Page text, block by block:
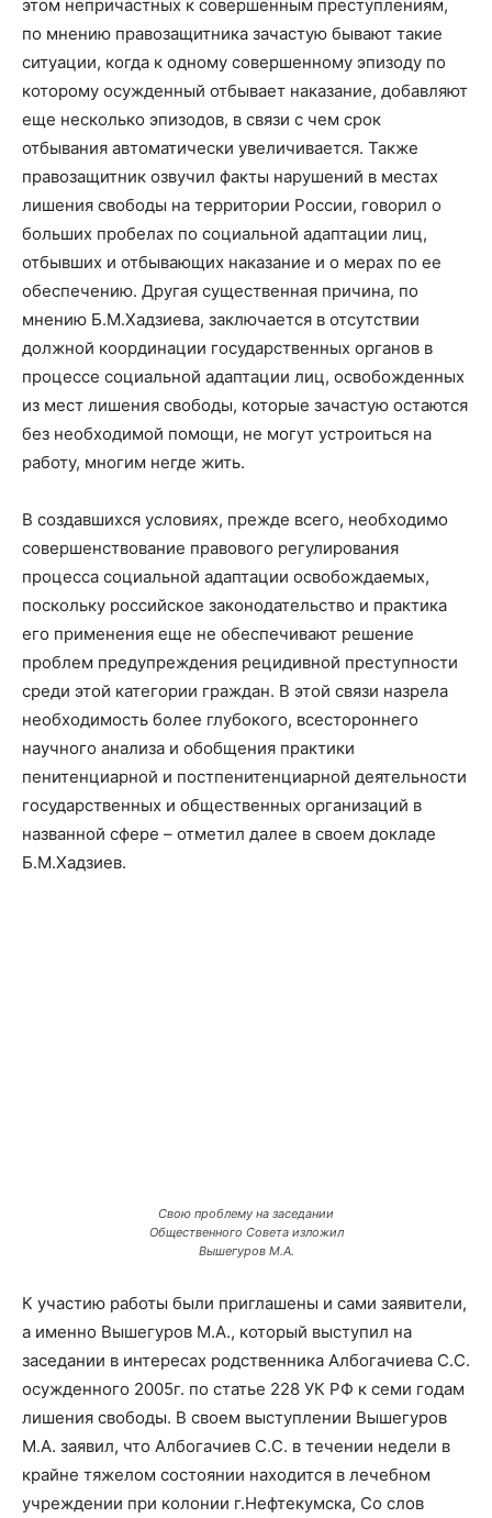
этом непричастных к совершенным преступлениям,
по мнению правозащитника зачастую бывают такие
ситуации, когда к одному совершенному эпизоду по
которому осужденный отбывает наказание, добавляют
еще несколько эпизодов, в связи с чем срок
отбывания автоматически увеличивается. Также
правозащитник озвучил факты нарушений в местах
лишения свободы на территории России, говорил о
больших пробелах по социальной адаптации лиц,
отбывших и отбывающих наказание и о мерах по ее
обеспечению. Другая существенная причина, по
мнению Б.М.Хадзиева, заключается в отсутствии
должной координации государственных органов в
процессе социальной адаптации лиц, освобожденных
из мест лишения свободы, которые зачастую остаются
без необходимой помощи, не могут устроиться на
работу, многим негде жить.
В создавшихся условиях, прежде всего, необходимо
совершенствование правового регулирования
процесса социальной адаптации освобождаемых,
поскольку российское законодательство и практика
его применения еще не обеспечивают решение
проблем предупреждения рецидивной преступности
среди этой категории граждан. В этой связи назрела
необходимость более глубокого, всестороннего
научного анализа и обобщения практики
пенитенциарной и постпенитенциарной деятельности
государственных и общественных организаций в
названной сфере – отметил далее в своем докладе
Б.М.Хадзиев.
Свою проблему на заседании
Общественного Совета изложил
Вышегуров М.А.
К участию работы были приглашены и сами заявители,
а именно Вышегуров М.А., который выступил на
заседании в интересах родственника Албогачиева С.С.
осужденного 2005г. по статье 228 УК РФ к семи годам
лишения свободы. В своем выступлении Вышегуров
М.А. заявил, что Албогачиев С.С. в течении недели в
крайне тяжелом состоянии находится в лечебном
учреждении при колонии г.Нефтекумска, Со слов